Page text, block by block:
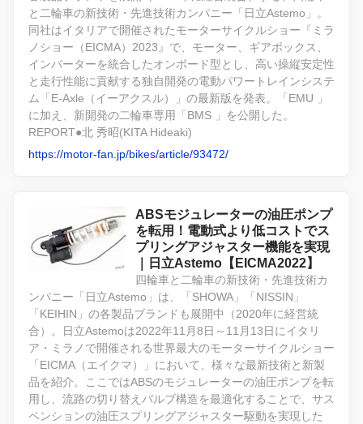
と二輪車の新技術・先進技術カンパニー「日立Astemo」。
同社はイタリアで開催されたモーターサイクルショー『ミラ
ノショー（EICMA）2023』で、モーター、ギアボックス、
インバーターを統合したオンボード型とし、高い操縦安定性
と走行性能に貢献する独自開発の電動パワートレインシステ
ム「E-Axle（イーアクスル）」の最新版を発表。「EMU 」
に加え、新開発の二輪車専用「BMS 」を公開した。
REPORT●北 秀昭(KITA Hideaki)
https://motor-fan.jp/bikes/article/93472/
ABSモジュレーターの油圧ポンプ
を転用！電動式より低コストでス
プリングアジャスター機能を実現
｜日立Astemo【EICMA2022】
四輪車と二輪車の新技術・先進技術カ
ンパニー「日立Astemo」は、「SHOWA」「NISSIN」
「KEIHIN」の各製品ブランドも展開中（2020年に経営統
合）。日立Astemoは2022年11月8日～11月13日にイタリ
ア・ミラノで開催される世界最大のモーターサイクルショー
「EICMA（エイクマ）」において、様々な最新技術と新製
品を紹介。ここではABSのモジュレーターの油圧ポンプを転
用し、流路の切り替えバルブ構造を最適化することで、サス
ペンションの油圧スプリングアジャスター駆動を実現した